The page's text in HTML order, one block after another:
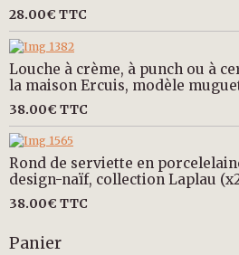
28.00€ TTC
Louche à crème, à punch ou à
la maison Ercuis, modèle
38.00€ TTC
Rond de serviette en
design-naïf, collection Laplau
38.00€ TTC
Panier